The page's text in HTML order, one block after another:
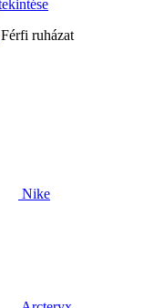
Férfi ruházat
Nike